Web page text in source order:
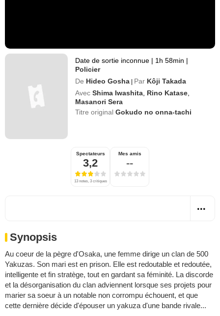
Date de sortie inconnue | 1h 58min |
Policier
De Hideo Gosha | Par Kôji Takada
Avec Shima Iwashita Rino Katase
Masanori Sera
Titre originalGokudo no onna-tachi
Spectateurs
3,2
13 notes, 3 critiques
Mes amis
--
Synopsis
Au coeur de la pègre d'Osaka, une femme dirige un clan de 500
Yakuzas. Son mari est en prison. Elle est redoutable et redoutée,
intelligente et fin stratège, tout en gardant sa féminité. La discorde
et la désorganisation du clan adviennent lorsque ses projets pour
marier sa soeur à un notable non corrompu échouent, et que
cette dernière décide d'épouser un yakuza d'une bande rivale...